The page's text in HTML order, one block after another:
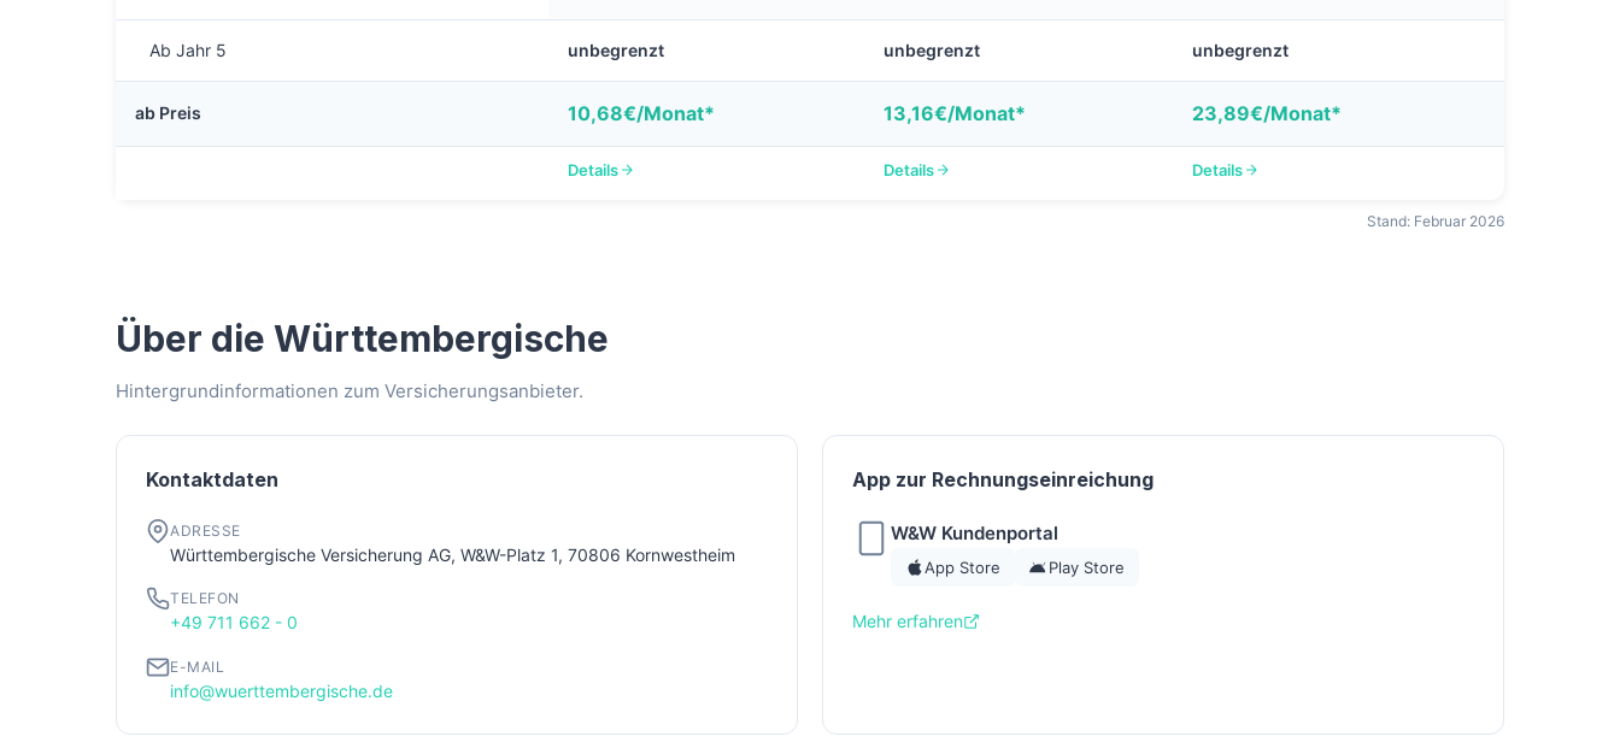
Ab Jahr 5 unbegrenzt unbegrenzt unbegrenzt
ab Preis 10,68€/Monat* 13,16€/Monat* 23,89€/Monat*
Details Details Details
Stand: Februar 2026
Über die Württembergische
Hintergrundinformationen zum Versicherungsanbieter.
Kontaktdaten
ADRESSE
Württembergische Versicherung AG, W&W-Platz 1, 70806 Kornwestheim
TELEFON
+49 711 662 - 0
E-MAIL
info@wuerttembergische.de
App zur Rechnungseinreichung
W&W Kundenportal
App Store Play Store
Mehr erfahren